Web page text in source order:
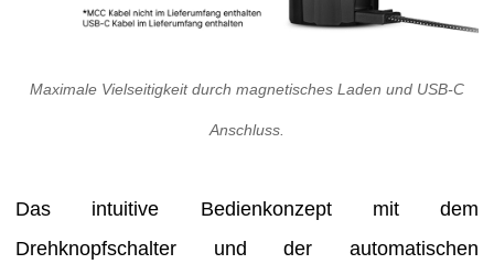
Maximale Vielseitigkeit durch magnetisches Laden und USB-C
Anschluss.
Das intuitive Bedienkonzept mit dem
Drehknopfschalter und der automatischen